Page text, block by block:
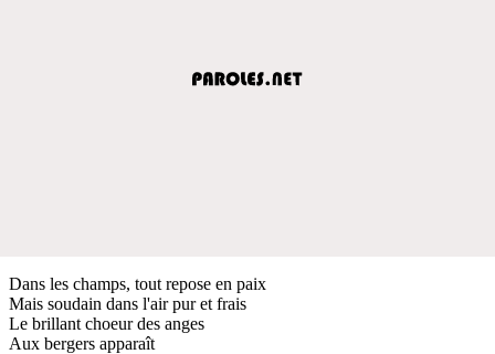
Dans les champs, tout repose en paix
Mais soudain dans l'air pur et frais
Le brillant choeur des anges
Aux bergers apparaît